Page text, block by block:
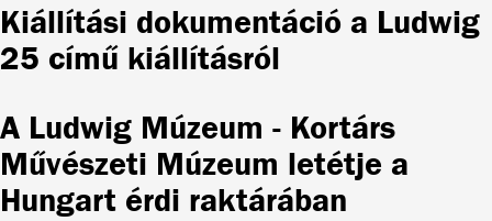
Kiállítási dokumentáció a Ludwig
25 című kiállításról
A Ludwig Múzeum - Kortárs
Művészeti Múzeum letétje a
Hungart érdi raktárában